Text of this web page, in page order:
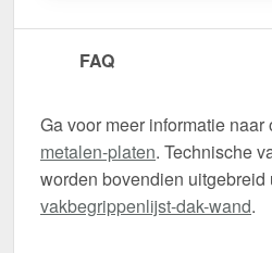
FAQ
Ga voor meer informatie naar
metalen-platen. Technische
worden bovendien
vakbegrippenlijst-dak-wand.